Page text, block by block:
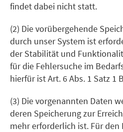
findet dabei nicht statt.
(2) Die vorübergehende
durch unser System ist
der Stabilität und
für die Fehlersuche im
hierfür ist Art. 6 Abs. 1 Satz 1
(3) Die vorgenannten Daten
deren Speicherung zur
mehr erforderlich ist. Für